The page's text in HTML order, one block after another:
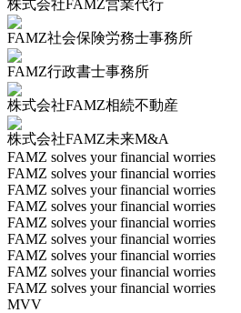
株式会社FAMZ営業代行
FAMZ社会保険労務士事務所
FAMZ行政書士事務所
株式会社FAMZ相続不動産
株式会社FAMZ未来M&A
FAMZ solves your financial worries
FAMZ solves your financial worries
FAMZ solves your financial worries
FAMZ solves your financial worries
FAMZ solves your financial worries
FAMZ solves your financial worries
FAMZ solves your financial worries
FAMZ solves your financial worries
FAMZ solves your financial worries
MVV